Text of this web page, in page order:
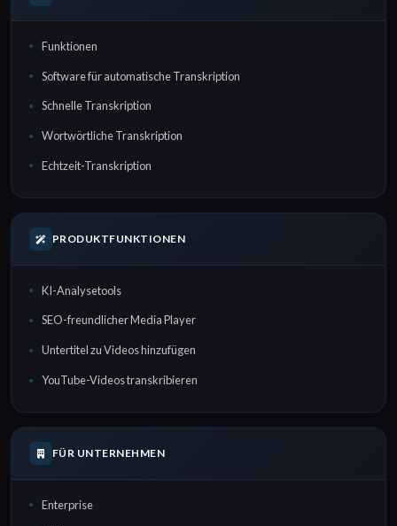
Funktionen
Software für automatische Transkription
Schnelle Transkription
Wortwörtliche Transkription
Echtzeit-Transkription
PRODUKTFUNKTIONEN
KI-Analysetools
SEO-freundlicher Media Player
Untertitel zu Videos hinzufügen
YouTube-Videos transkribieren
FÜR UNTERNEHMEN
Enterprise